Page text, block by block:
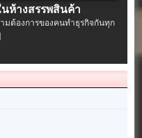
ห้างสรรพสินค้า
ต้องการของคนทำธุรกิจกันทุก